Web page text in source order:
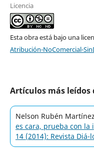
Licencia
Esta obra está bajo una
Atribución-NoComercial-
Artículos más
Nelson Rubén
es cara, prueba con la
14 (2014): Revista